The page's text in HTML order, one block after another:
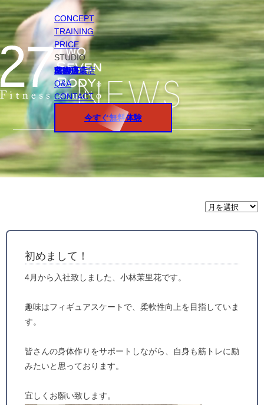
CONCEPT
TRAINING
PRICE
STUDIO
円山店
白石店
桑園店
北18条店
宮の沢店
環状通東店
STAFF
Q&A
CONTACT
今すぐ無料体験
月
間
ー
初めまして！
4月から入社致しました、小林茉里花です。
趣味はフィギュアスケートで、柔軟性向上を目指していま
す。
皆さんの身体作りをサポートしながら、自身も筋トレに励
みたいと思っております。
宜しくお願い致します。